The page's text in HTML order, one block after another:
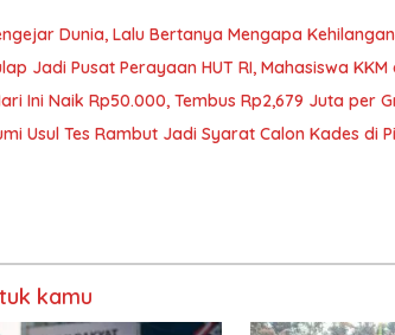
Dunia, Lalu Bertanya Mengapa
Jadi Pusat Perayaan HUT RI, Mahasiswa
Ini Naik Rp50.000, Tembus Rp2,679 Juta per
Usul Tes Rambut Jadi Syarat Calon Kades di
kamu